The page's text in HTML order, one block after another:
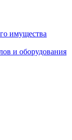
имущества
и оборудования